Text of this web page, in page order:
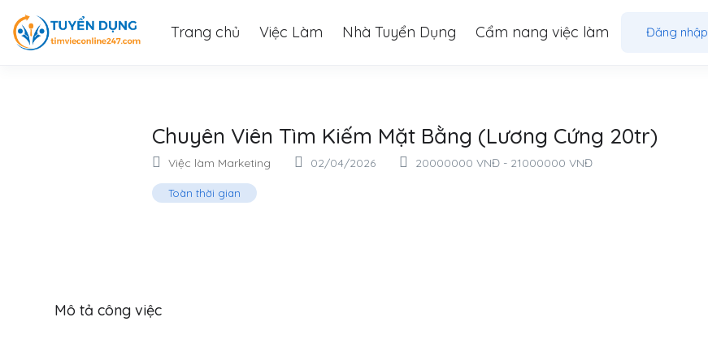
Trang chủ Việc Làm Nhà Tuyển Dụng Cẩm nang việc làm Đăng nhập
Chuyên Viên Tìm Kiếm Mặt Bằng (Lương Cứng 20tr)
Việc làm Marketing 02/04/2026 20000000 VNĐ - 21000000 VNĐ
Toàn thời gian
Mô tả công việc